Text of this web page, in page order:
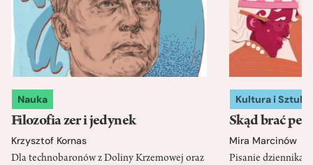
Nauka
Filozofia zer i jedynek
Krzysztof Kornas
Dla technobaronów z Doliny Krzemowej oraz
Kultura i Sztuka
Skąd brać
Mira Marcinów
Pisanie dziennika